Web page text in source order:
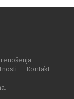
Kontakt